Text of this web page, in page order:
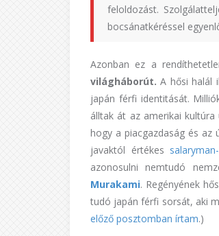
feloldozást.
bocsánatkéréssel
Azonban ez a
világháborút. A hősi halál
japán férfi identitását.
álltak át az amerikai kultúra
hogy a piacgazdaság és
javaktól értékes
azonosulni nemtudó
Murakami. Regényének
tudó japán férfi sorsát, aki
előző posztomban írtam.)